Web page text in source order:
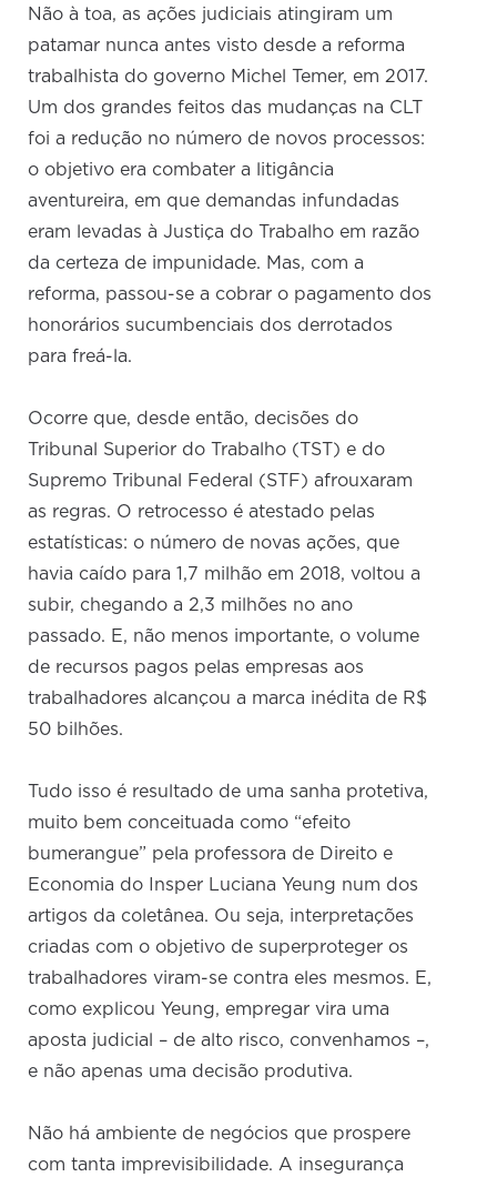
Não à toa, as ações judiciais atingiram um
patamar nunca antes visto desde a reforma
trabalhista do governo Michel Temer, em 2017.
Um dos grandes feitos das mudanças na CLT
foi a redução no número de novos processos:
o objetivo era combater a litigância
aventureira, em que demandas infundadas
eram levadas à Justiça do Trabalho em razão
da certeza de impunidade. Mas, com a
reforma, passou-se a cobrar o pagamento dos
honorários sucumbenciais dos derrotados
para freá-la.
Ocorre que, desde então, decisões do
Tribunal Superior do Trabalho (TST) e do
Supremo Tribunal Federal (STF) afrouxaram
as regras. O retrocesso é atestado pelas
estatísticas: o número de novas ações, que
havia caído para 1,7 milhão em 2018, voltou a
subir, chegando a 2,3 milhões no ano
passado. E, não menos importante, o volume
de recursos pagos pelas empresas aos
trabalhadores alcançou a marca inédita de R$
50 bilhões.
Tudo isso é resultado de uma sanha protetiva,
muito bem conceituada como “efeito
bumerangue” pela professora de Direito e
Economia do Insper Luciana Yeung num dos
artigos da coletânea. Ou seja, interpretações
criadas com o objetivo de superproteger os
trabalhadores viram-se contra eles mesmos. E,
como explicou Yeung, empregar vira uma
aposta judicial – de alto risco, convenhamos –,
e não apenas uma decisão produtiva.
Não há ambiente de negócios que prospere
com tanta imprevisibilidade. A insegurança